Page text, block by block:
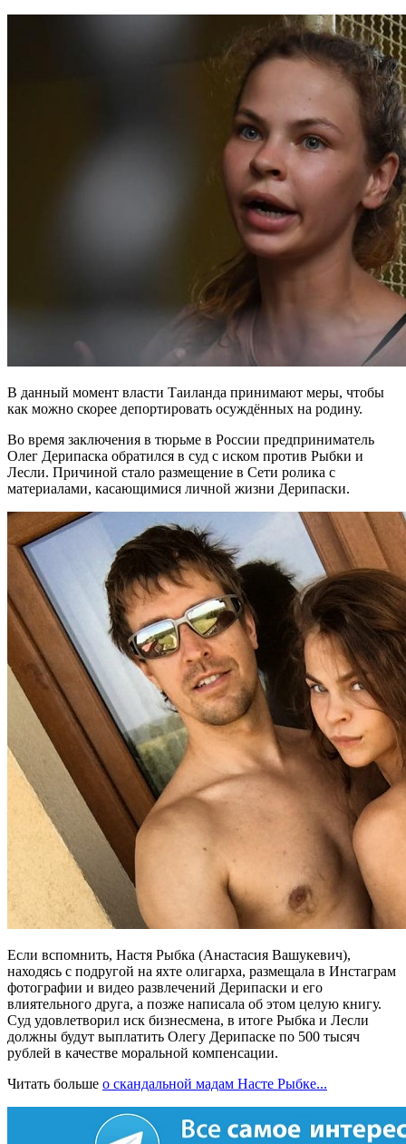
В данный момент власти Таиланда принимают меры, чтобы
как можно скорее депортировать осуждённых на родину.
Во время заключения в тюрьме в России предприниматель
Олег Дерипаска обратился в суд с иском против Рыбки и
Лесли. Причиной стало размещение в Сети ролика с
материалами, касающимися личной жизни Дерипаски.
Если вспомнить, Настя Рыбка (Анастасия Вашукевич),
находясь с подругой на яхте олигарха, размещала в Инстаграм
фотографии и видео развлечений Дерипаски и его
влиятельного друга, а позже написала об этом целую книгу.
Суд удовлетворил иск бизнесмена, в итоге Рыбка и Лесли
должны будут выплатить Олегу Дерипаске по 500 тысяч
рублей в качестве моральной компенсации.
Читать больше о скандальной мадам Насте Рыбке...